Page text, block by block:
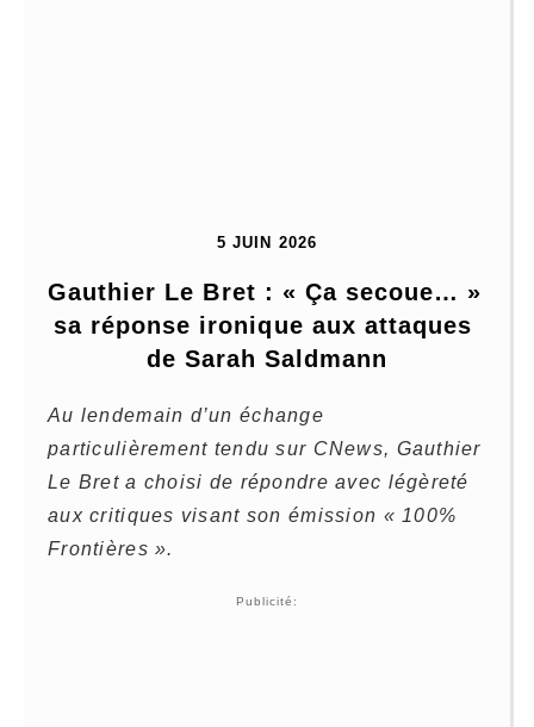
5 JUIN 2026
Gauthier Le Bret : « Ça secoue… »
sa réponse ironique aux attaques
de Sarah Saldmann
Au lendemain d’un échange
particulièrement tendu sur CNews, Gauthier
Le Bret a choisi de répondre avec légèreté
aux critiques visant son émission « 100%
Frontières ».
Publicité: